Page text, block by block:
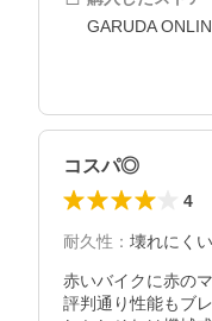
GARUDA
コスパ◎
4
耐久性 ： 壊れにくい
赤いバイクに赤の
評判通り性能もブ